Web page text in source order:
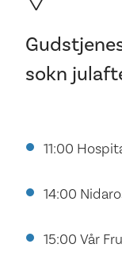
sokn
11:00
14:00
15:00 Vår